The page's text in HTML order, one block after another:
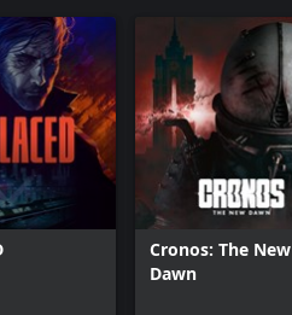
Cronos: The New
Dawn